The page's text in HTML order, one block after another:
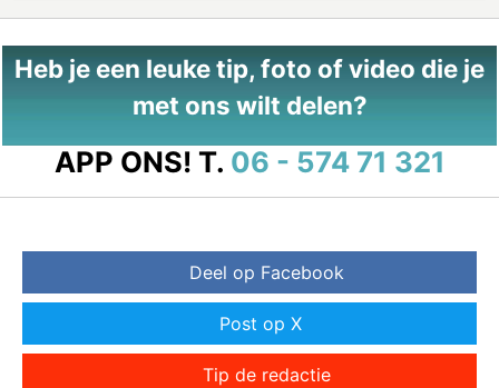
Heb je een leuke tip, foto of video die je
met ons wilt delen?
APP ONS! T. 06 - 574 71 321
Deel op Facebook
Post op X
Tip de redactie